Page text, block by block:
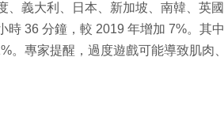
義大利、日本、新加坡、南韓、英國
時 36 分鐘，較 2019 年增加 7%。其中
。專家提醒，過度遊戲可能導致肌肉、